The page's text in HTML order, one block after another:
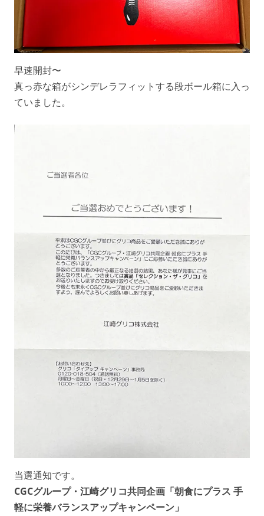
早速開封〜
真っ赤な箱がシンデレラフィットする段ボール箱に入っ
ていました。
当選通知です。
CGCグループ・江崎グリコ共同企画「朝食にプラス 手
軽に栄養バランスアップキャンペーン」